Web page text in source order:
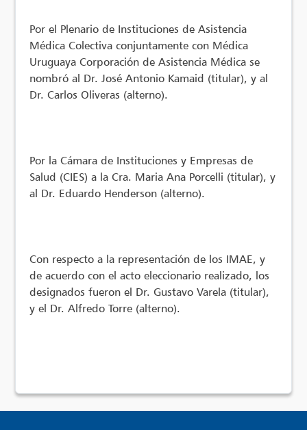
Por el Plenario de Instituciones de Asistencia
Médica Colectiva conjuntamente con Médica
Uruguaya Corporación de Asistencia Médica se
nombró al Dr. José Antonio Kamaid (titular), y al
Dr. Carlos Oliveras (alterno).
Por la Cámara de Instituciones y Empresas de
Salud (CIES) a la Cra. Maria Ana Porcelli (titular), y
al Dr. Eduardo Henderson (alterno).
Con respecto a la representación de los IMAE, y
de acuerdo con el acto eleccionario realizado, los
designados fueron el Dr. Gustavo Varela (titular),
y el Dr. Alfredo Torre (alterno).